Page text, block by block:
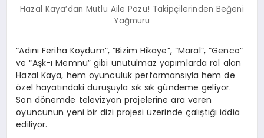
Hazal Kaya’dan Mutlu Aile Pozu! Takipçilerinden Beğeni
Yağmuru
“Adını Feriha Koydum”, “Bizim Hikaye”, “Maral”, “Genco”
ve “Aşk-ı Memnu” gibi unutulmaz yapımlarda rol alan
Hazal Kaya, hem oyunculuk performansıyla hem de
özel hayatındaki duruşuyla sık sık gündeme geliyor.
Son dönemde televizyon projelerine ara veren
oyuncunun yeni bir dizi projesi üzerinde çalıştığı iddia
ediliyor.